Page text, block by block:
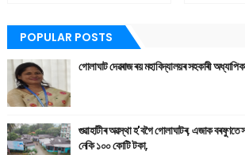
POPULAR POSTS
গোলাঘাট দেৱৰাজ ৰয় মহাবিদ্যালয়ৰ সহকাৰী
গুৱাহাটীৰ অৱস্থা হ'বগৈ গোলাঘাটৰ, এজাক বৰষুণতে
নেকি ১০০ কোটি টকা,